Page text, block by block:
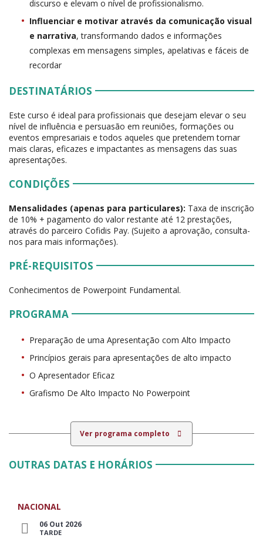
discurso e elevam o nível de profissionalismo.
Influenciar e motivar através da comunicação visual
e narrativa, transformando dados e informações
complexas em mensagens simples, apelativas e fáceis de
recordar
DESTINATÁRIOS
Este curso é ideal para profissionais que desejam elevar o seu
nível de influência e persuasão em reuniões, formações ou
eventos empresariais e todos aqueles que pretendem tornar
mais claras, eficazes e impactantes as mensagens das suas
apresentações.
CONDIÇÕES
Mensalidades (apenas para particulares): Taxa de inscrição
de 10% + pagamento do valor restante até 12 prestações,
através do parceiro Cofidis Pay. (Sujeito a aprovação, consulta-
nos para mais informações).
PRÉ-REQUISITOS
Conhecimentos de Powerpoint Fundamental.
PROGRAMA
Preparação de uma Apresentação com Alto Impacto
Princípios gerais para apresentações de alto impacto
O Apresentador Eficaz
Grafismo De Alto Impacto No Powerpoint
Ver programa completo
OUTRAS DATAS E HORÁRIOS
NACIONAL
06 Out 2026
TARDE